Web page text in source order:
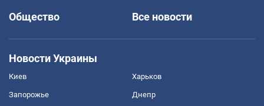
Общество
Все новости
Новости Украины
Киев Харьков
Запорожье Днепр